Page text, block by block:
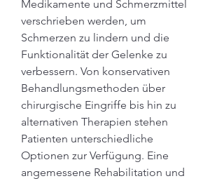
Medikamente und Schmerzmittel
verschrieben werden, um
Schmerzen zu lindern und die
Funktionalität der Gelenke zu
verbessern. Von konservativen
Behandlungsmethoden über
chirurgische Eingriffe bis hin zu
alternativen Therapien stehen
Patienten unterschiedliche
Optionen zur Verfügung. Eine
angemessene Rehabilitation und